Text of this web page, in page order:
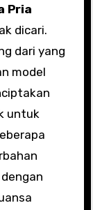
Pria
dicari.
dari yang
model
untuk